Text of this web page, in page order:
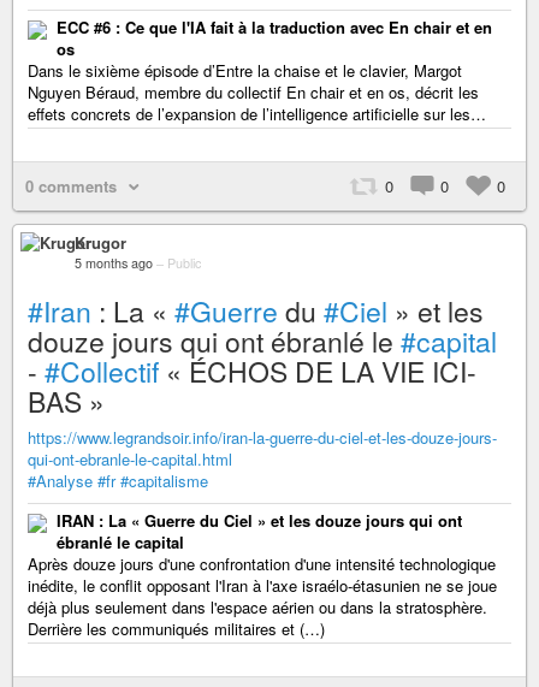
ECC #6 : Ce que l'IA fait à la traduction avec En chair et en
os
Dans le sixième épisode d’Entre la chaise et le clavier, Margot
Nguyen Béraud, membre du collectif En chair et en os, décrit les
effets concrets de l’expansion de l’intelligence artificielle sur les…
0 comments 0 0 0
Krugor
5 months ago – Public
#Iran : La « #Guerre du #Ciel » et les
douze jours qui ont ébranlé le #capital
- #Collectif « ÉCHOS DE LA VIE ICI-
BAS »
https://www.legrandsoir.info/iran-la-guerre-du-ciel-et-les-douze-jours-
qui-ont-ebranle-le-capital.html
#Analyse #fr #capitalisme
IRAN : La « Guerre du Ciel » et les douze jours qui ont
ébranlé le capital
Après douze jours d'une confrontation d'une intensité technologique
inédite, le conflit opposant l'Iran à l'axe israélo-étasunien ne se joue
déjà plus seulement dans l'espace aérien ou dans la stratosphère.
Derrière les communiqués militaires et (…)